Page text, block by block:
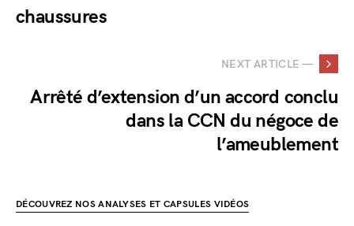
chaussures
NEXT ARTICLE —
Arrêté d’extension d’un accord conclu
dans la CCN du négoce de
l’ameublement
DÉCOUVREZ NOS ANALYSES ET CAPSULES VIDÉOS